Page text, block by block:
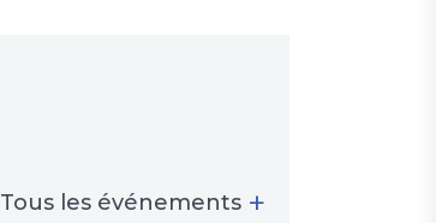
Tous les événements +